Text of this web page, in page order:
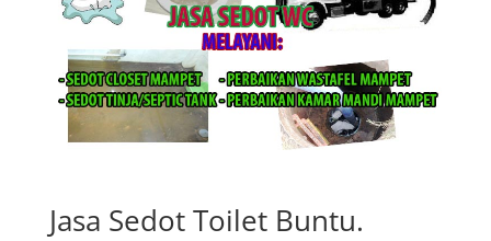
Jasa Sedot Toilet Buntu.